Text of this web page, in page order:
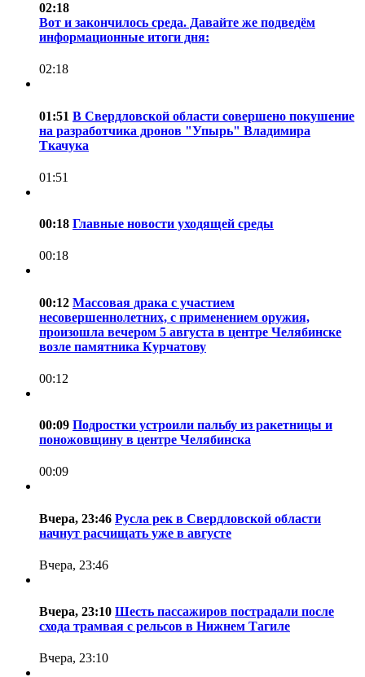
02:18
Вот и закончилось среда. Давайте же подведём
информационные итоги дня:
02:18
01:51 В Свердловской области совершено покушение
на разработчика дронов "Упырь" Владимира
Ткачука
01:51
00:18 Главные новости уходящей среды
00:18
00:12 Массовая драка с участием
несовершеннолетних, с применением оружия,
произошла вечером 5 августа в центре Челябинске
возле памятника Курчатову
00:12
00:09 Подростки устроили пальбу из ракетницы и
поножовщину в центре Челябинска
00:09
Вчера, 23:46 Русла рек в Свердловской области
начнут расчищать уже в августе
Вчера, 23:46
Вчера, 23:10 Шесть пассажиров пострадали после
схода трамвая с рельсов в Нижнем Тагиле
Вчера, 23:10